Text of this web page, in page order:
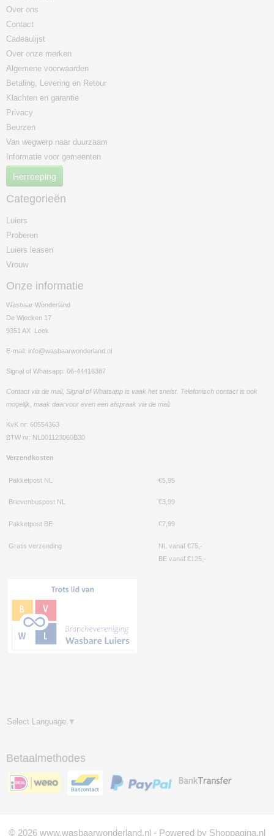
Over ons
Contact
Cadeaulijst
Over onze merken
Algemene voorwaarden
Betaling, Levering en Retour
Klachten en garantie
Privacy
Beurzen
Van wegwerp naar duurzaam
Informatie voor gemeenten
Herroeping
Categorieën
Luiers
Proberen
Luiers leasen
Vrouw
Onze informatie
Wasbaar Wonderland
De Wiecken 17
9351 AX Leek
E-mail: info@wasbaarwonderland.nl
Signal of Whatsapp: 06-44416387
Contact via de mail, Signal of Whatsapp is vaak het snelst. Telefonisch contact is ook
mogelijk, maak daarvoor even een afspraak via de mail.
KvK nr: 60554363
BTW nr: NL001123060B30
Verzendkosten
Pakketpost NL €5,95
Brievenbuspost NL €3,99
Pakketpost BE €7,99
Gratis verzending
NL vanaf €75,-
BE vanaf €125,-
Select Language ▼
Betaalmethodes
© 2026 www.wasbaarwonderland.nl - Powered by Shoppagina.nl